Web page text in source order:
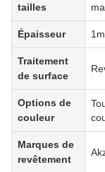
tailles
Épaisseur
Traitement
de surface
Options de
couleur
Marques de
revêtement